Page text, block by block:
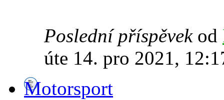
Poslední příspěvekod
úte 14. pro 2021,
Motorsport